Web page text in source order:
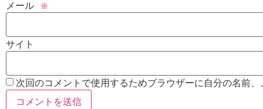
メール ※
サイト
次回のコメントで使用するためブラウザーに自分の名前